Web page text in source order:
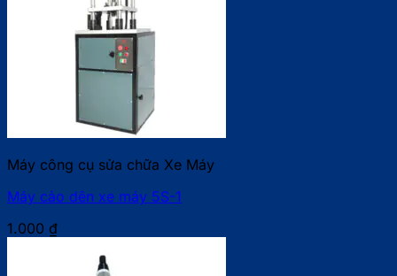
Máy công cụ sửa chữa Xe Máy
Máy cảo dên xe máy 5S-1
1.000 ₫